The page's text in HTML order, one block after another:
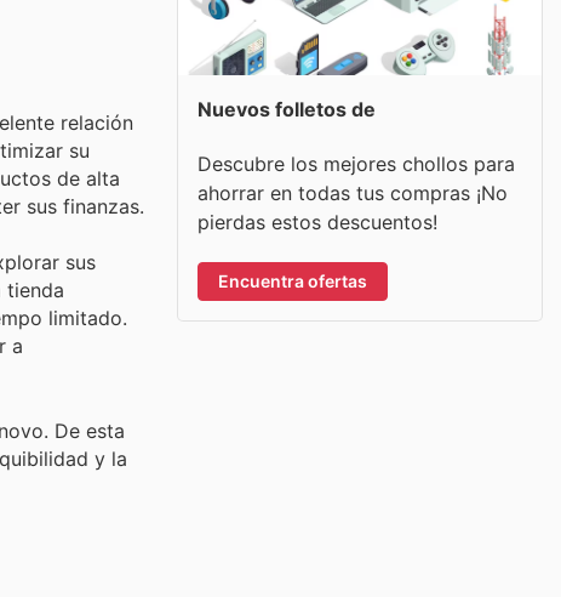
relación
su
de alta
sus finanzas.
sus
tienda
limitado.
a
De esta
y la
Nuevos folletos de
Descubre los mejores chollos para
ahorrar en todas tus compras ¡No
pierdas estos descuentos!
Encuentra ofertas